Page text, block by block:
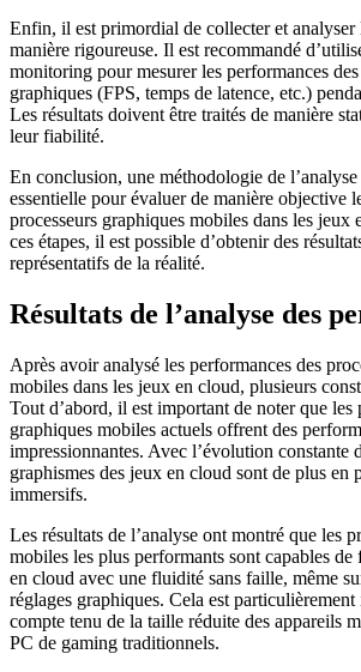
Enfin, il est primordial de collecter et analyser
manière rigoureuse. Il est recommandé
monitoring pour mesurer les performances des
graphiques (FPS, temps de latence, etc.)
Les résultats doivent être traités de manière
leur fiabilité.
En conclusion, une méthodologie de
essentielle pour évaluer de manière objective
processeurs graphiques mobiles dans les jeux
ces étapes, il est possible d’obtenir des
représentatifs de la réalité.
Résultats de l’analyse des
Après avoir analysé les performances des
mobiles dans les jeux en cloud, plusieurs
Tout d’abord, il est important de noter que les
graphiques mobiles actuels offrent des
impressionnantes. Avec l’évolution constante
graphismes des jeux en cloud sont de plus en
immersifs.
Les résultats de l’analyse ont montré que les
mobiles les plus performants sont capables
en cloud avec une fluidité sans faille, même
réglages graphiques. Cela est
compte tenu de la taille réduite des appareils
PC de gaming traditionnels.